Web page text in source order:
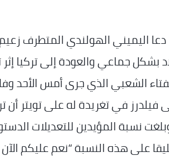
اليميني الهولندي المتطرف
بشكل جماعي والعودة إلى تركيا إثر
الشعبي الذي جرى أمس الأحد
51.4 بالمئة، ادعى فيلدرز في تغريدة له على
على هذه النسبة “نعم عليكم